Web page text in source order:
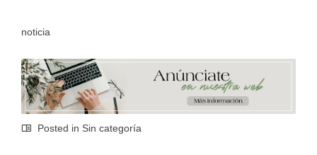
noticia
Posted in Sin categoría